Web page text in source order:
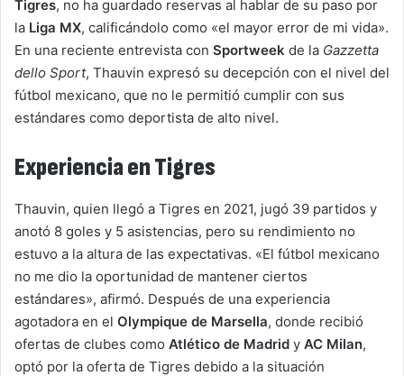
Tigres, no ha guardado reservas al hablar de su paso por
la Liga MX, calificándolo como «el mayor error de mi vida».
En una reciente entrevista con Sportweek de la Gazzetta
dello Sport, Thauvin expresó su decepción con el nivel del
fútbol mexicano, que no le permitió cumplir con sus
estándares como deportista de alto nivel.
Experiencia en Tigres
Thauvin, quien llegó a Tigres en 2021, jugó 39 partidos y
anotó 8 goles y 5 asistencias, pero su rendimiento no
estuvo a la altura de las expectativas. «El fútbol mexicano
no me dio la oportunidad de mantener ciertos
estándares», afirmó. Después de una experiencia
agotadora en el Olympique de Marsella, donde recibió
ofertas de clubes como Atlético de Madrid y AC Milan,
optó por la oferta de Tigres debido a la situación